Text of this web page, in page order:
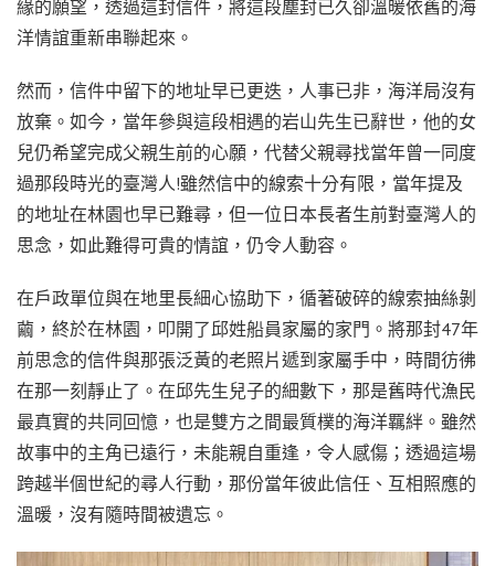
緣的願望，透過這封信件，將這段塵封已久卻溫暖依舊的海
洋情誼重新串聯起來。
然而，信件中留下的地址早已更迭，人事已非，海洋局沒有
放棄。如今，當年參與這段相遇的岩山先生已辭世，他的女
兒仍希望完成父親生前的心願，代替父親尋找當年曾一同度
過那段時光的臺灣人!雖然信中的線索十分有限，當年提及
的地址在林園也早已難尋，但一位日本長者生前對臺灣人的
思念，如此難得可貴的情誼，仍令人動容。
在戶政單位與在地里長細心協助下，循著破碎的線索抽絲剝
繭，終於在林園，叩開了邱姓船員家屬的家門。將那封47年
前思念的信件與那張泛黃的老照片遞到家屬手中，時間彷彿
在那一刻靜止了。在邱先生兒子的細數下，那是舊時代漁民
最真實的共同回憶，也是雙方之間最質樸的海洋羈絆。雖然
故事中的主角已遠行，未能親自重逢，令人感傷；透過這場
跨越半個世紀的尋人行動，那份當年彼此信任、互相照應的
溫暖，沒有隨時間被遺忘。